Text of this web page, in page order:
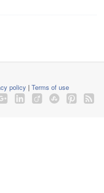
policy | Terms of use